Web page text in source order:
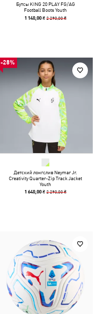
Бутсы KING 20 PLAY FG/AG
Football Boots Youth
1 140,00 ₴2 290,00 ₴
-28%
Детский лонгслив Neymar Jr.
Creativity Quarter-Zip Track Jacket
Youth
1 640,00 ₴2 290,00 ₴